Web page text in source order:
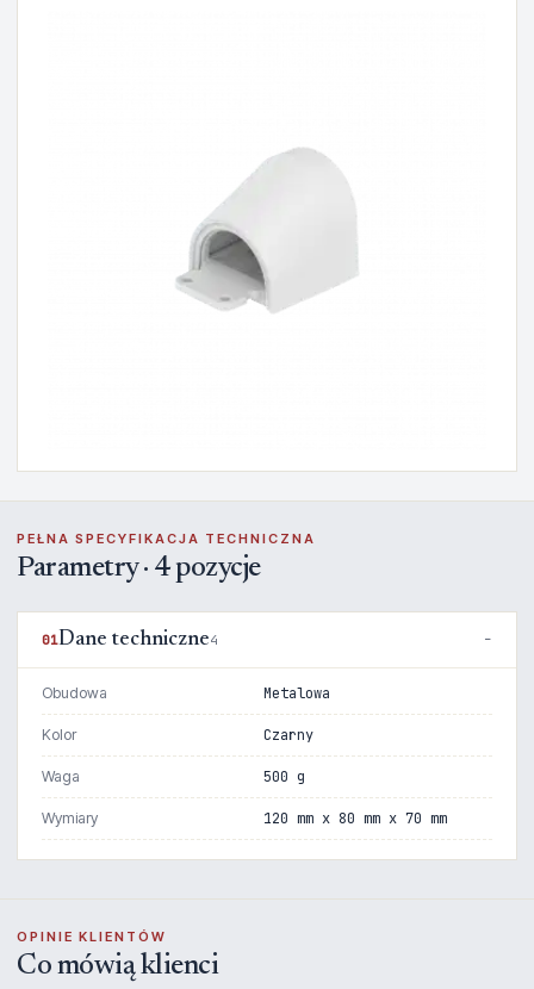
PEŁNA SPECYFIKACJA TECHNICZNA
Parametry · 4 pozycje
01Dane techniczne4
Obudowa Metalowa
Kolor Czarny
Waga 500 g
Wymiary 120 mm x 80 mm x 70 mm
OPINIE KLIENTÓW
Co mówią klienci